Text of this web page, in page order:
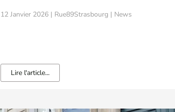
12 Janvier 2026 | Rue89Strasbourg | News
Lire l'article...